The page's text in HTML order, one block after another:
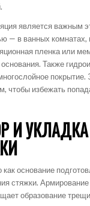
является важным
— в ванных комнатах,
пленка или
основания. Также
чтобы избежать
И
как основание
стяжки.
образование